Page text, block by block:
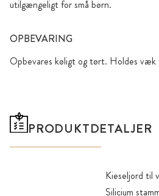
utilgængeligt for små børn.
OPBEVARING
Opbevares køligt og tørt. Holdes væk
PRODUKTDETALJER
Kieseljord til
Silicium